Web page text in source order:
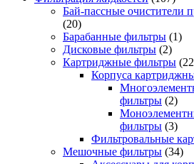
Бай-пассные очистители
(20)
Барабанные фильтры (1)
Дисковые фильтры (2)
Картриджные фильтры
Корпуса
фильтры (2)
фильтры (3)
Фильтровальные
Мешочные фильтры (34)